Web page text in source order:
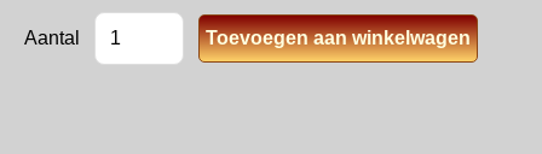
Aantal